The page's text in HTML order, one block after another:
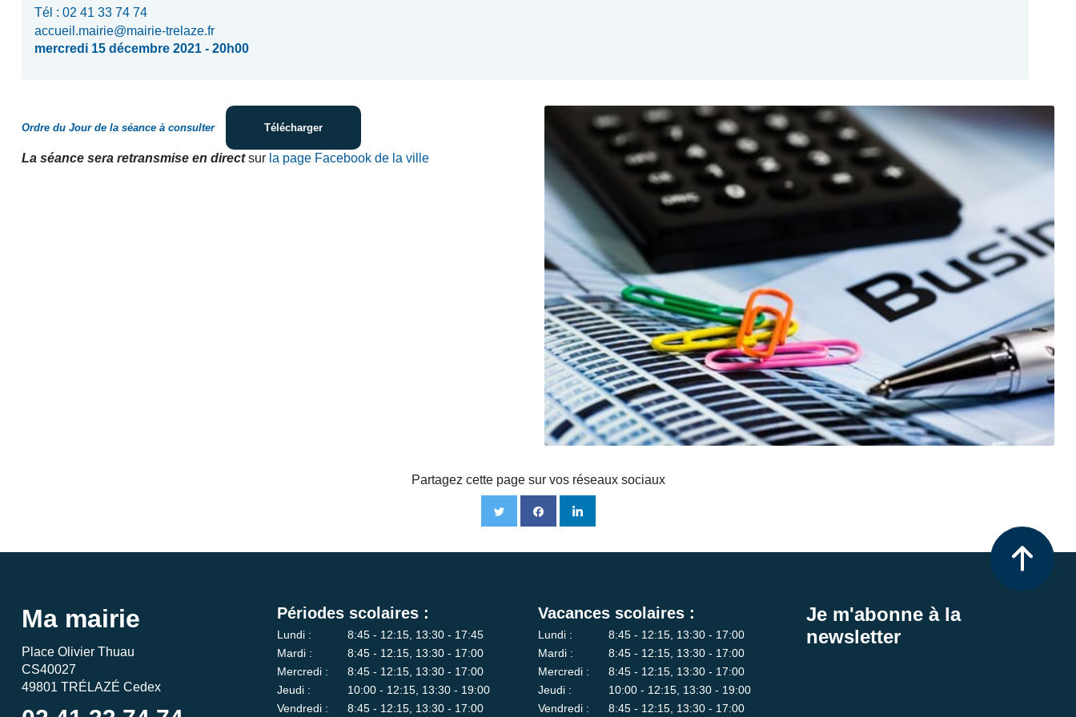
Tél : 02 41 33 74 74
accueil.mairie@mairie-trelaze.fr
mercredi 15 décembre 2021 - 20h00
Ordre du Jour de la séance à consulter Télécharger
La séance sera retransmise en directsur la page Facebook de la ville
Partagez cette page sur vos réseaux sociaux
Ma mairie
Place Olivier Thuau
CS40027
49801 TRÉLAZÉ Cedex
Périodes scolaires :
Lundi :
8:45 - 12:15, 13:30 - 17:45
Mardi :
8:45 - 12:15, 13:30 - 17:00
Mercredi :
8:45 - 12:15, 13:30 - 17:00
Jeudi :
10:00 - 12:15, 13:30 - 19:00
Vendredi :
8:45 - 12:15, 13:30 - 17:00
Vacances scolaires :
Lundi :
8:45 - 12:15, 13:30 - 17:00
Mardi :
8:45 - 12:15, 13:30 - 17:00
Mercredi :
8:45 - 12:15, 13:30 - 17:00
Jeudi :
10:00 - 12:15, 13:30 - 19:00
Vendredi :
8:45 - 12:15, 13:30 - 17:00
Je m'abonne à la
newsletter